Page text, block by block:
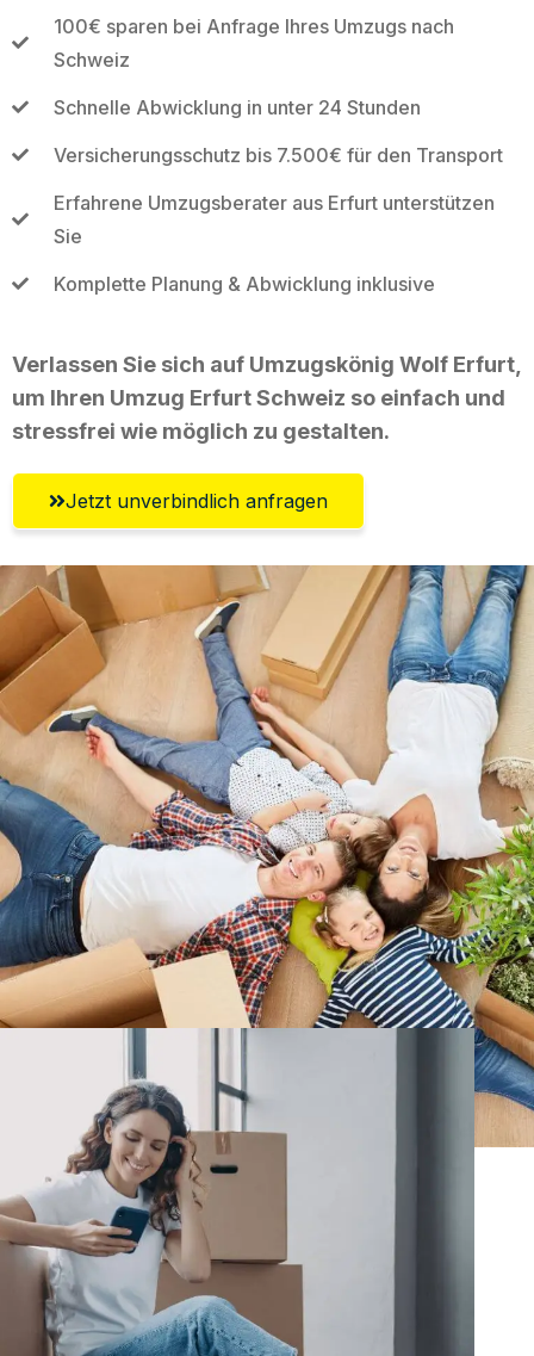
100€ sparen bei Anfrage Ihres Umzugs nach
Schweiz
Schnelle Abwicklung in unter 24 Stunden
Versicherungsschutz bis 7.500€ für den Transport
Erfahrene Umzugsberater aus Erfurt unterstützen
Sie
Komplette Planung & Abwicklung inklusive
Verlassen Sie sich auf Umzugskönig Wolf Erfurt,
um Ihren Umzug Erfurt Schweiz so einfach und
stressfrei wie möglich zu gestalten.
Jetzt unverbindlich anfragen